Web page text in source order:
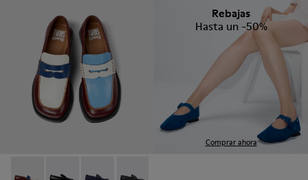
Rebajas
Hasta un -50%
Comprar ahora